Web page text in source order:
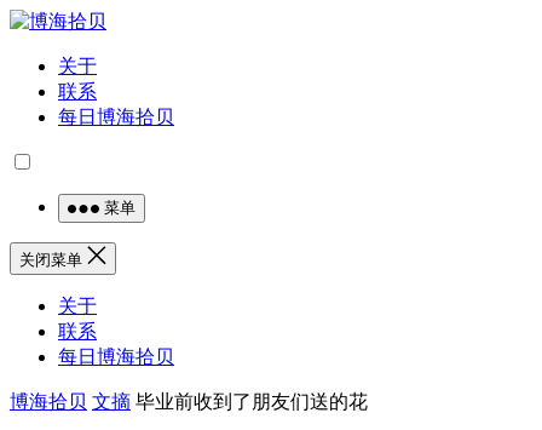
关于
联系
每日博海拾贝
菜单
关闭菜单
关于
联系
每日博海拾贝
博海拾贝 文摘 毕业前收到了朋友们送的花